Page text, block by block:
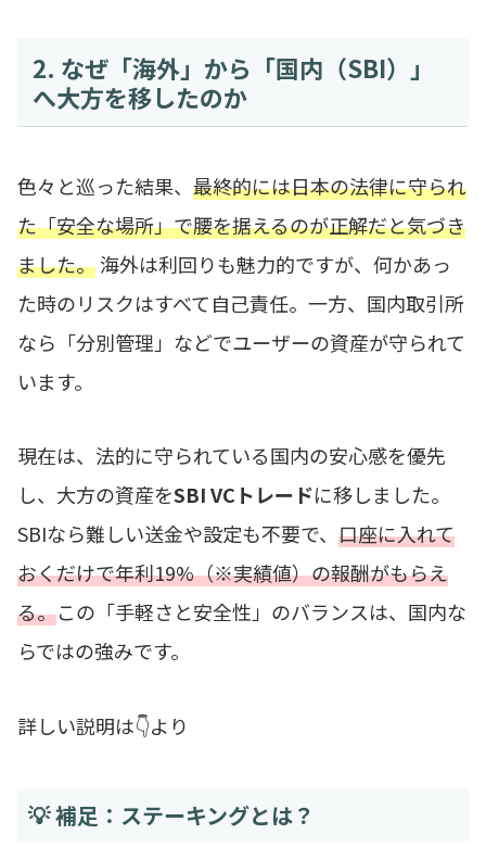
2. なぜ「海外」から「国内（SBI）」
へ大方を移したのか
色々と巡った結果、 最終的には日本の法律に守られ
た「安全な場所」で腰を据えるのが正解だと気づき
ました。海外は利回りも魅力的ですが、何かあっ
た時のリスクはすべて自己責任。一方、国内取引所
なら「分別管理」などでユーザーの資産が守られて
います。
現在は、法的に守られている国内の安心感を優先
し、大方の資産をSBI VCトレードに移しました。
SBIなら難しい送金や設定も不要で、 口座に入れて
おくだけで年利19%（※実績値）の報酬がもらえ
る。この「手軽さと安全性」のバランスは、国内な
らではの強みです。
詳しい説明は👇より
💡 補足：ステーキングとは？